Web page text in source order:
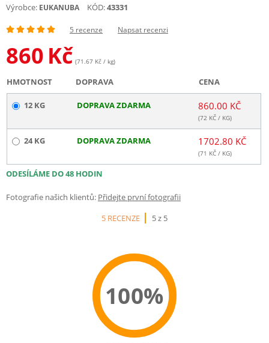
Výrobce: EUKANUBA KÓD:43331
5 recenze Napsat recenzi
860 Kč (71.67 Kč / kg)
HMOTNOST DOPRAVA CENA
12 KG DOPRAVA ZDARMA 860.00 KČ
(72 KČ / KG)
24 KG DOPRAVA ZDARMA 1702.80 KČ
(71 KČ / KG)
ODESÍLÁME DO 48 HODIN
Fotografie našich klientů: Přidejte první fotografii
5 RECENZE
5 z 5
100%